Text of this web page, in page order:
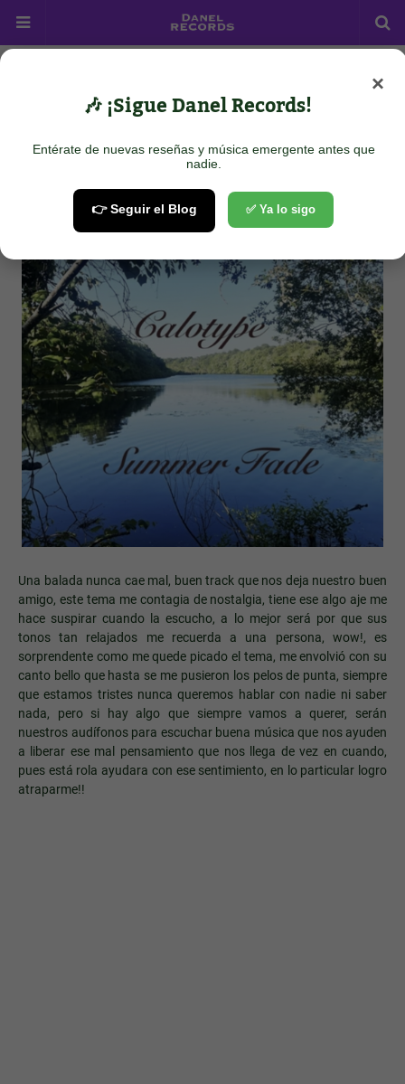
Calotype - Summer Fade
November 13, 2024
Una balada nunca cae mal, buen track que nos deja nuestro buen
amigo, este tema me contagia de nostalgia, tiene ese algo aje me
hace suspirar cuando la escucho, a lo mejor será por que sus
tonos tan relajados me recuerda a una persona, wow!, es
sorprendente como me quede picado el tema, me envolvió con su
canto bello que hasta se me pusieron los pelos de punta, siempre
que estamos tristes nunca queremos hablar con nadie ni saber
nada, pero si hay algo que siempre vamos a querer, serán
nuestros audífonos para escuchar buena música que nos ayuden
a liberar ese mal pensamiento que nos llega de vez en cuando,
pues está rola ayudara con ese sentimiento, en lo particular logro
atraparme!!
×
🎶 ¡Sigue Danel Records!
Entérate de nuevas reseñas y música emergente antes que
nadie.
👉 Seguir el Blog ✅ Ya lo sigo